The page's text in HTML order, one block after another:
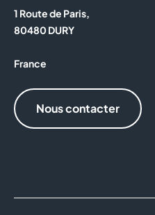
1 Route de Paris,
80480 DURY
France
Nous contacter